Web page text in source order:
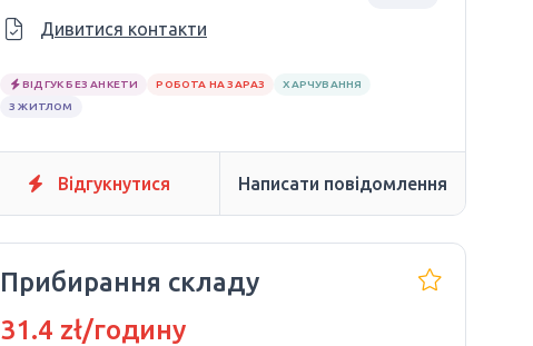
Дивитися контакти
ВІДГУК БЕЗ АНКЕТИ РОБОТА НА ЗАРАЗ
ХАРЧУВАННЯ
З ЖИТЛОМ
Відгукнутися Написати повідомлення
Прибирання складу
31.4 zł/годину